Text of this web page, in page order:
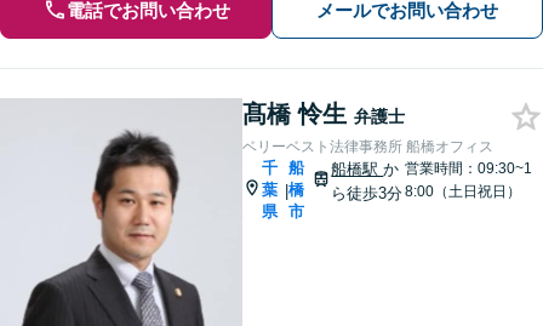
電話でお問い合わせ メールでお問い合わせ
髙橋 怜生 弁護士
ベリーベスト法律事務所 船橋オフィス
千
葉
県
|
船
橋
市
船橋駅か
ら徒歩3分
営業時間：09:30~1
8:00（土日祝日）